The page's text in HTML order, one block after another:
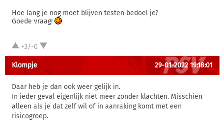
Hoe lang je nog moet blijven testen bedoel je?
Goede vraag!
+3/-0
Klompje 29-01-2022 19:18:01
Daar heb je dan ook weer gelijk in.
In ieder geval eigenlijk niet meer zonder klachten. Misschien
alleen als je dat zelf wil of in aanraking komt met een
risicogroep.